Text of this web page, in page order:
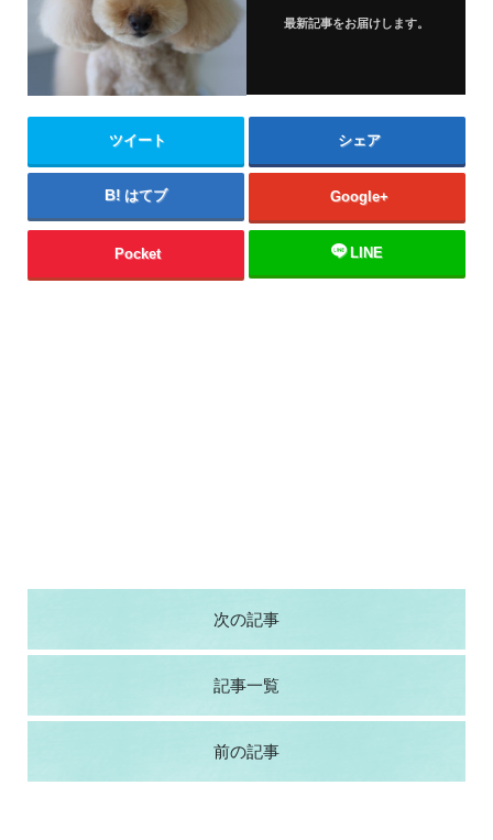
最新記事をお届けします。
ツイート シェア
はてブ Google+
Pocket LINE
次の記事
記事一覧
前の記事